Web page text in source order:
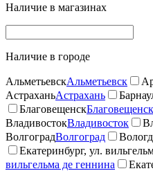
Наличие в магазинах
Наличие в городе
АльметьевскАльметьевск
АстраханьАстрахань
БлаговещенскБлаговещенск
ВладивостокВладивосток
ВолгоградВолгоград
Екатеринбург, ул.
вильгельма де геннина